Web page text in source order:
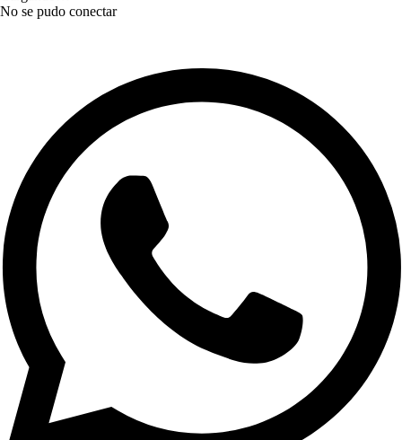
No se pudo conectar